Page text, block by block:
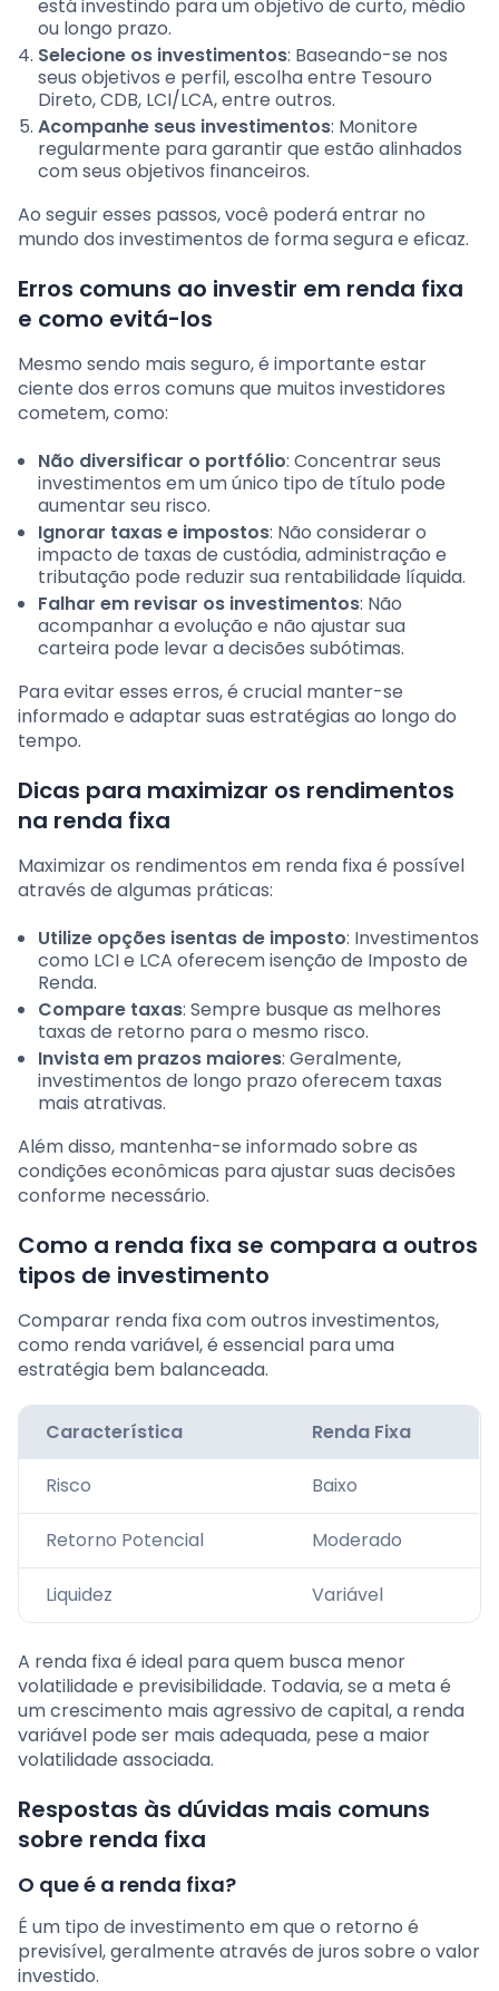
está investindo para um objetivo de curto, médio
ou longo prazo.
Selecione os investimentos: Baseando-se nos
seus objetivos e perfil, escolha entre Tesouro
Direto, CDB, LCI/LCA, entre outros.
Acompanhe seus investimentos: Monitore
regularmente para garantir que estão alinhados
com seus objetivos financeiros.
Ao seguir esses passos, você poderá entrar no
mundo dos investimentos de forma segura e eficaz.
Erros comuns ao investir em renda fixa
e como evitá-los
Mesmo sendo mais seguro, é importante estar
ciente dos erros comuns que muitos investidores
cometem, como:
Não diversificar o portfólio: Concentrar seus
investimentos em um único tipo de título pode
aumentar seu risco.
Ignorar taxas e impostos: Não considerar o
impacto de taxas de custódia, administração e
tributação pode reduzir sua rentabilidade líquida.
Falhar em revisar os investimentos: Não
acompanhar a evolução e não ajustar sua
carteira pode levar a decisões subótimas.
Para evitar esses erros, é crucial manter-se
informado e adaptar suas estratégias ao longo do
tempo.
Dicas para maximizar os rendimentos
na renda fixa
Maximizar os rendimentos em renda fixa é possível
através de algumas práticas:
Utilize opções isentas de imposto: Investimentos
como LCI e LCA oferecem isenção de Imposto de
Renda.
Compare taxas: Sempre busque as melhores
taxas de retorno para o mesmo risco.
Invista em prazos maiores: Geralmente,
investimentos de longo prazo oferecem taxas
mais atrativas.
Além disso, mantenha-se informado sobre as
condições econômicas para ajustar suas decisões
conforme necessário.
Como a renda fixa se compara a outros
tipos de investimento
Comparar renda fixa com outros investimentos,
como renda variável, é essencial para uma
estratégia bem balanceada.
Característica Renda Fixa
Risco Baixo
Retorno Potencial Moderado
Liquidez Variável
A renda fixa é ideal para quem busca menor
volatilidade e previsibilidade. Todavia, se a meta é
um crescimento mais agressivo de capital, a renda
variável pode ser mais adequada, pese a maior
volatilidade associada.
Respostas às dúvidas mais comuns
sobre renda fixa
O que é a renda fixa?
É um tipo de investimento em que o retorno é
previsível, geralmente através de juros sobre o valor
investido.